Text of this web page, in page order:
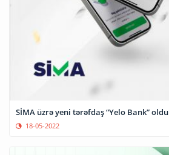
SİMA üzrə yeni tərəfdaş “Yelo Bank” oldu
18-05-2022